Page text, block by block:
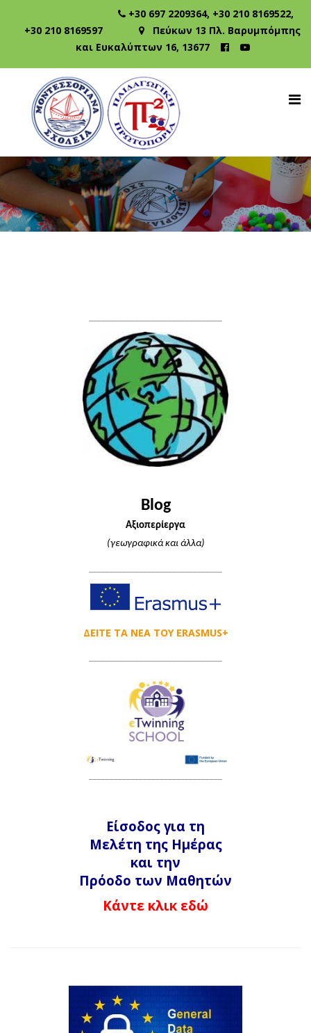
+30 697 2209364, +30 210 8169522,
+30 210 8169597
Πεύκων 13 Πλ. Βαρυμπόμπης
και Ευκαλύπτων 16, 13677
Blog
Αξιοπερίεργα
(γεωγραφικά και άλλα)
ΔΕΙΤΕ ΤΑ ΝΕΑ ΤΟΥ ERASMUS+
Είσοδος για τη
Μελέτη της Ημέρας
και την
Πρόοδο των Μαθητών
Κάντε κλικ εδώ